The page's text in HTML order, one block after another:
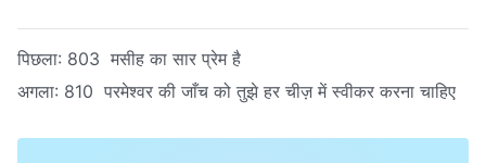
पिछला: 803 मसीह का सार प्रेम है
अगला: 810 परमेश्वर की जाँच को तुझे हर चीज़ में स्वीकर करना चाहिए